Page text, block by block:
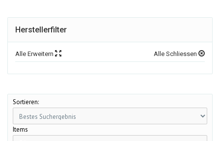
Herstellerfilter
Alle Erweitern Alle Schliessen
Sortieren:
Items